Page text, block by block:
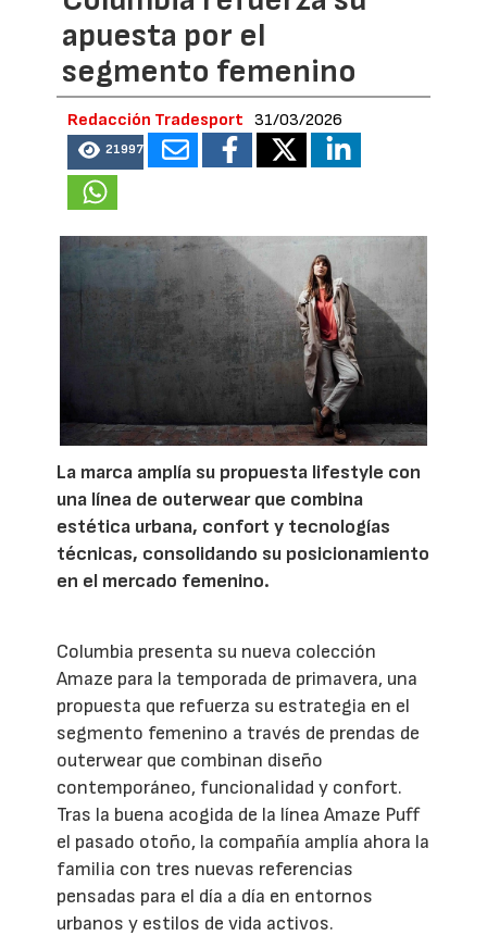
apuesta por el
segmento femenino
Redacción Tradesport 31/03/2026
21997
La marca amplía su propuesta lifestyle con
una línea de outerwear que combina
estética urbana, confort y tecnologías
técnicas, consolidando su posicionamiento
en el mercado femenino.
Columbia presenta su nueva colección
Amaze para la temporada de primavera, una
propuesta que refuerza su estrategia en el
segmento femenino a través de prendas de
outerwear que combinan diseño
contemporáneo, funcionalidad y confort.
Tras la buena acogida de la línea Amaze Puff
el pasado otoño, la compañía amplía ahora la
familia con tres nuevas referencias
pensadas para el día a día en entornos
urbanos y estilos de vida activos.